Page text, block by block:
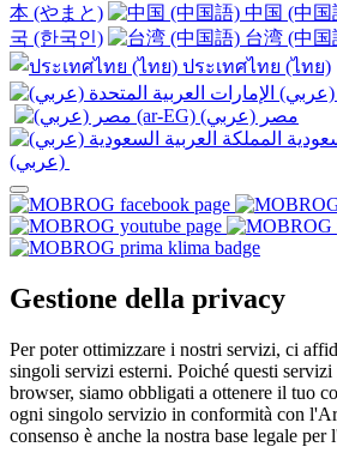
本 (やまと)
中国 (中国
국 (한국인)
台湾 (中国
ประเทศไทย (ไทย)
Gestione della privacy
Per poter ottimizzare i nostri servizi, ci
singoli servizi esterni. Poiché questi
browser, siamo obbligati a ottenere il tuo
ogni singolo servizio in conformità con
consenso è anche la nostra base legale per